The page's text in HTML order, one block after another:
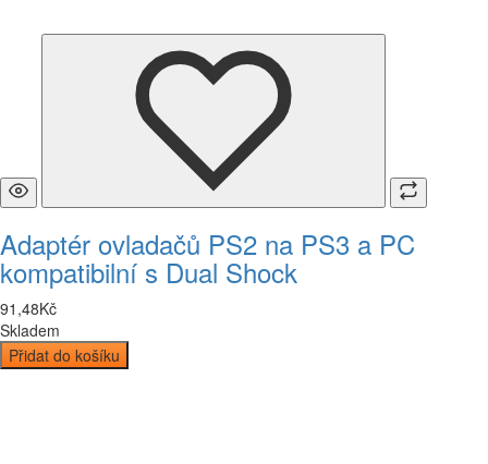
Adaptér ovladačů PS2 na PS3 a PC
kompatibilní s Dual Shock
91 ,48Kč
Skladem
Přidat do košíku